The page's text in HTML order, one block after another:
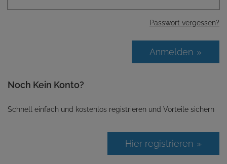
Passwort vergessen?
Anmelden
Noch Kein Konto?
Schnell einfach und kostenlos registrieren und Vorteile sichern
Hier registrieren